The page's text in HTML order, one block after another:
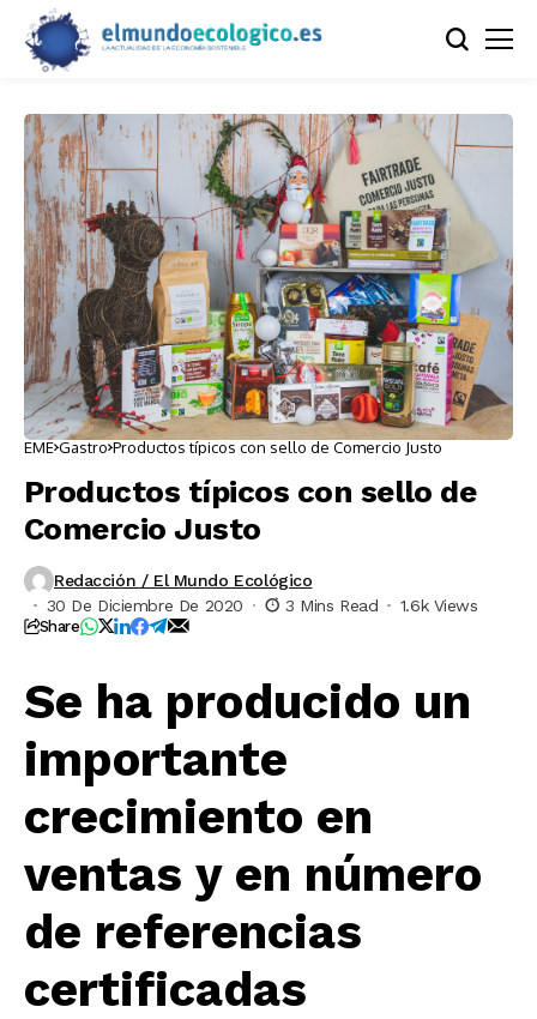
EME Gastro Productos típicos con sello de Comercio Justo
Productos típicos con sello de
Comercio Justo
Redacción / El Mundo Ecológico
30 De Diciembre De 2020
3 Mins Read 1.6k Views
Share
Se ha producido un
importante
crecimiento en
ventas y en número
de referencias
certificadas